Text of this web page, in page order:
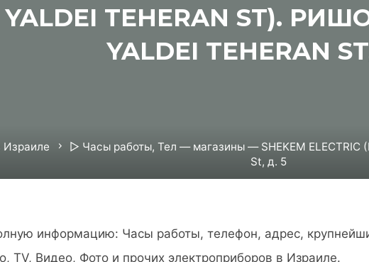
YALDEI TEHERAN ST).
YALDEI TEHERAN
Израиле
▷ Часы работы, Тел — магазины — SHEKEM
St, д. 5
информацию: Часы работы, телефон, адрес,
TV, Видео, Фото и прочих электроприборов в Израиле.